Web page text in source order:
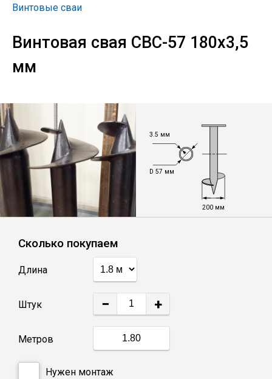
Арматура
Труба профильная
Уголок
Балка
Квадрат
Полоса
Катанка
Винтовые сваи
Винтовая свая СВС-57 180х3,5
мм
3.5 мм
D 57 мм
200 мм
Сколько покупаем
Длина
Штук − +
Метров
Нужен монтаж